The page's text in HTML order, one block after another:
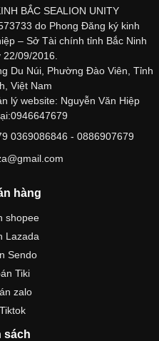
BẮC SEALION UNITY
do Phong Đăng ký kinh
– Sở Tài chính tỉnh Bắc Ninh
09/2016.
Du Núi, Phường Đào Viên, Tỉnh
Việt Nam
lý website: Nguyễn Văn Hiệp
0369086846 - 0886907679
hàng
shopee
Lazada
Sendo
Tiki
zalo
sách